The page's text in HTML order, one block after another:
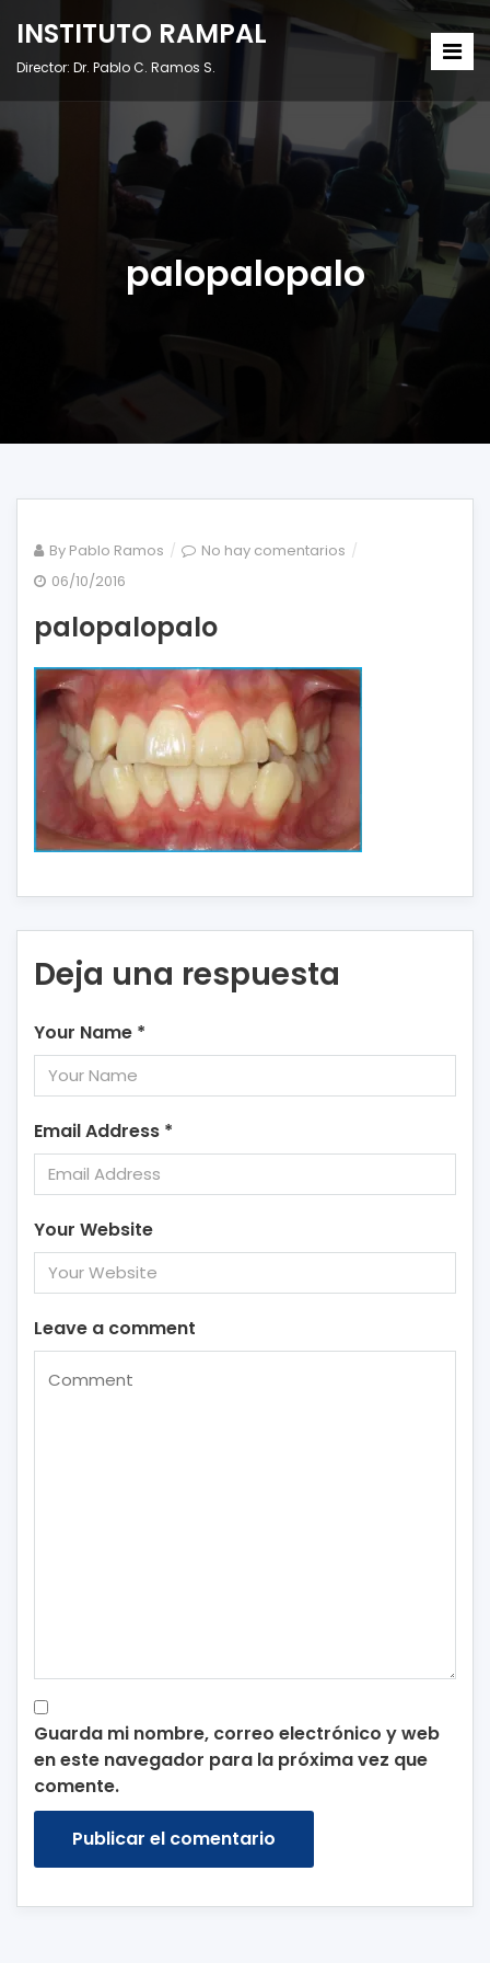
INSTITUTO RAMPAL
Director: Dr. Pablo C. Ramos S.
palopalopalo
By Pablo Ramos No hay comentarios en
06/10/2016
palopalopalo
Deja una respuesta
Your Name *
Email Address *
Your Website
Leave a comment
Guarda mi nombre, correo electrónico y web
en este navegador para la próxima vez que
comente.